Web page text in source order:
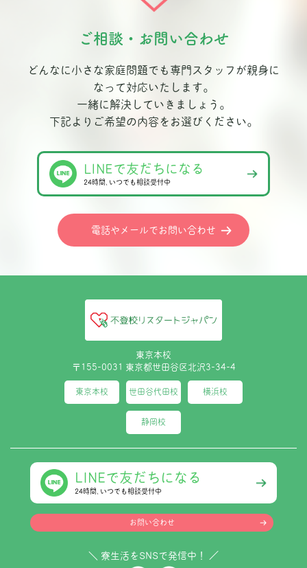
ご相談・お問い合わせ
どんなに小さな家庭問題でも専門スタッフが親身に
なって対応いたします。
一緒に解決していきましょう。
下記よりご希望の内容をお選びください。
LINEで友だちになる
24時間､いつでも相談受付中
電話やメールでお問い合わせ
東京本校
〒155-0031 東京都世田谷区北沢3-34-4
東京本校 世田谷代田校 横浜校
静岡校
LINEで友だちになる
24時間､いつでも相談受付中
お問い合わせ
＼ 寮生活をSNSで発信中！ ／